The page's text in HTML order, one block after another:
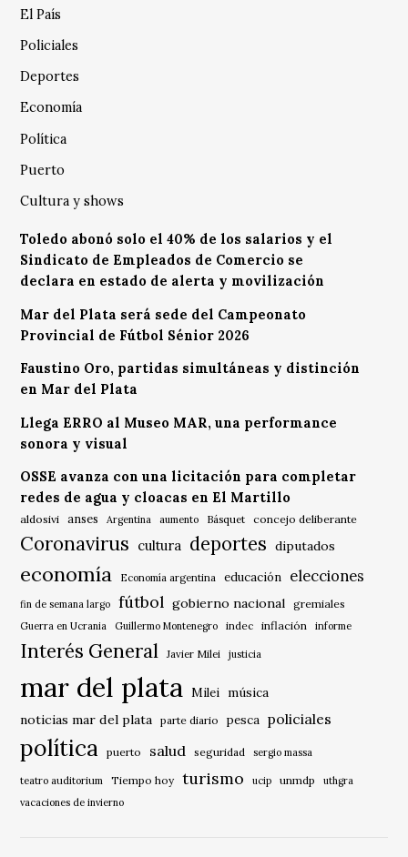
El País
Policiales
Deportes
Economía
Política
Puerto
Cultura y shows
Toledo abonó solo el 40% de los salarios y el
Sindicato de Empleados de Comercio se
declara en estado de alerta y movilización
Mar del Plata será sede del Campeonato
Provincial de Fútbol Sénior 2026
Faustino Oro, partidas simultáneas y distinción
en Mar del Plata
Llega ERRO al Museo MAR, una performance
sonora y visual
OSSE avanza con una licitación para completar
redes de agua y cloacas en El Martillo
aldosivi anses Argentina aumento Básquet concejo deliberante
Coronavirus cultura deportes diputados
economía Economía argentina educación elecciones
fin de semana largo fútbol gobierno nacional gremiales
Guerra en Ucrania Guillermo Montenegro indec inflación informe
Interés General Javier Milei justicia
mar del plata Milei música
noticias mar del plata
parte diario pesca policiales
política puerto salud seguridad sergio massa
teatro auditorium Tiempo hoy turismo ucip unmdp
uthgra
vacaciones de invierno